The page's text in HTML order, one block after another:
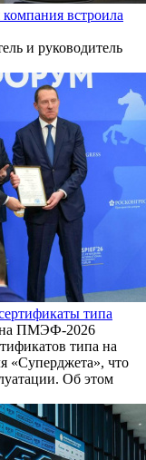
компания встроила
и руководитель
типа
на ПМЭФ-2026
типа на
«Суперджета», что
Об этом